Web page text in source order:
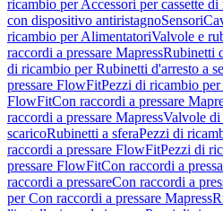
ricambio per Accessori per cassette
con dispositivo antiristagnoSensori
ricambio per AlimentatoriValvole e
raccordi a pressare MapressRubinetti
di ricambio per Rubinetti d'arresto a
pressare FlowFitPezzi di ricambio
FlowFitCon raccordi a pressare
raccordi a pressare MapressValvole
scaricoRubinetti a sferaPezzi di
raccordi a pressare FlowFitPezzi di
pressare FlowFitCon raccordi a
raccordi a pressareCon raccordi a
per Con raccordi a pressare Mapress